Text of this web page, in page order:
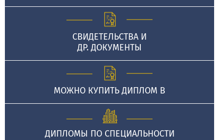
СВИДЕТЕЛЬСТВА И
ДР. ДОКУМЕНТЫ
МОЖНО КУПИТЬ ДИПЛОМ В
ДИПЛОМЫ ПО СПЕЦИАЛЬНОСТИ